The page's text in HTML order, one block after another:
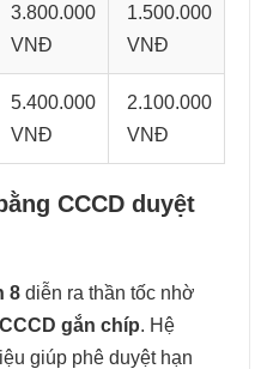
3.800.000
VNĐ
1.500.000
VNĐ
5.400.000
VNĐ
2.100.000
VNĐ
CCCD duyệt
8diễn ra thần tốc nhờ
CCCD gắn chíp. Hệ
giúp phê duyệt hạn